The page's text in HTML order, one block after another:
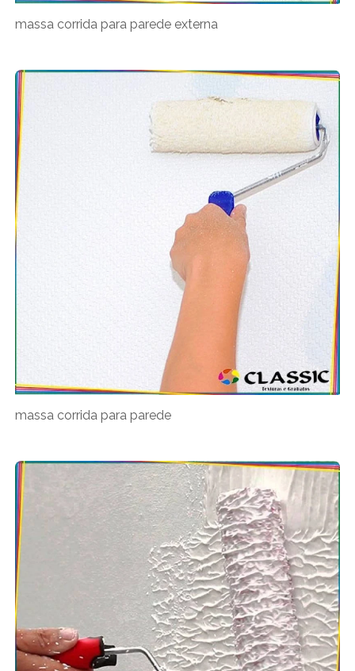
massa corrida para parede externa
massa corrida para parede